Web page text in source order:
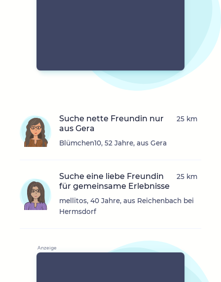
Suche nette Freundin nur
aus Gera
Blümchen10, 52 Jahre, aus Gera
25 km
Suche eine liebe Freundin
für gemeinsame Erlebnisse
mellitos, 40 Jahre, aus Reichenbach bei
Hermsdorf
25 km